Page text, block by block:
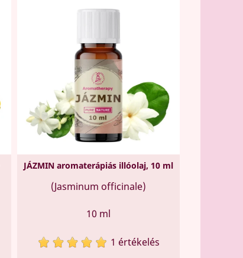
JÁZMIN aromaterápiás illóolaj, 10 ml
(Jasminum officinale)
10 ml
1 értékelés